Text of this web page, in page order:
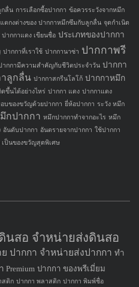
กลื่น การเลือกซื้อปากกา ข้อควรระวังจากหมึก
ตกงต่างของ ปากกาหมึกซึมกับลูกลื่น จุดกำเนิด
ากกาแดง เขียนชื่อ ประเภทของปากกา
ปากกาที่เราใช้ ปากกานาซ่า ปากกาพรี
ากกามีความสำคัญกับชีวิตประจำวัน ปากกา
ลูกลื่น ปากกาสกรีนโลโก้ ปากกาหมึก
ดขึ้นได้อย่างไหร่ ปากกา แดง ปากกาแดง
บของขวัญด้วยปากกา ยี่ห้อปากกา ระวัง หมึก
กปากกา หมึกปากกาทำจากอะไร หมึก
อันดับปากกา อันตรายจากปากกา ใช้ปากกา
เป็นของขวัญสุดพิเศษ
นสอ จำหน่ายส่งดินสอ
ปากกา จำหน่ายส่งปากกา ทำ
Premium ปากกา ของพรีเมี่ยม
สติก ปากกา พลาสติก ปากกา พิมพ์ชื่อ